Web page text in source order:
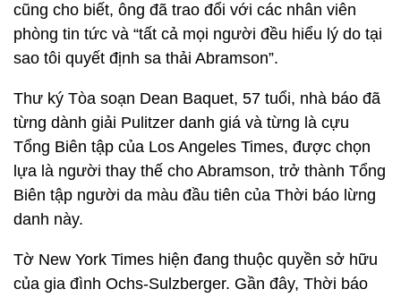
cũng cho biết, ông đã trao đổi với các nhân viên
phòng tin tức và “tất cả mọi người đều hiểu lý do tại
sao tôi quyết định sa thải Abramson”.
Thư ký Tòa soạn Dean Baquet, 57 tuổi, nhà báo đã
từng dành giải Pulitzer danh giá và từng là cựu
Tổng Biên tập của Los Angeles Times, được chọn
lựa là người thay thế cho Abramson, trở thành Tổng
Biên tập người da màu đầu tiên của Thời báo lừng
danh này.
Tờ New York Times hiện đang thuộc quyền sở hữu
của gia đình Ochs-Sulzberger. Gần đây, Thời báo